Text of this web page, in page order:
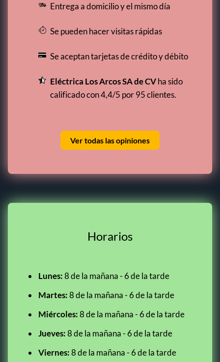
Entrega a domicilio y el mismo día
Se pueden hacer visitas rápidas
Se aceptan tarjetas de crédito y débito
Eléctrica Los Arcos SA de CVha sido
calificado con 4,4/5 por 95 clientes.
Ver todas las opiniones
Horarios
Lunes:8 de la mañana - 6 de la tarde
Martes:8 de la mañana - 6 de la tarde
Miércoles:8 de la mañana - 6 de la tarde
Jueves:8 de la mañana - 6 de la tarde
Viernes:8 de la mañana - 6 de la tarde